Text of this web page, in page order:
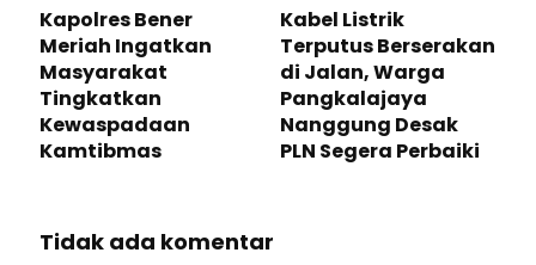
Kapolres Bener
Meriah Ingatkan
Masyarakat
Tingkatkan
Kewaspadaan
Kamtibmas
Kabel Listrik
Terputus Berserakan
di Jalan, Warga
Pangkalajaya
Nanggung Desak
PLN Segera Perbaiki
Tidak ada komentar